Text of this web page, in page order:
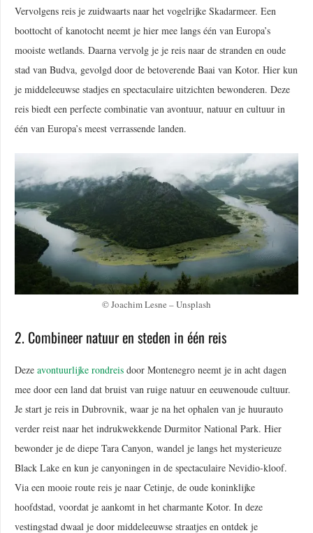
Vervolgens reis je zuidwaarts naar het vogelrijke Skadarmeer. Een
boottocht of kanotocht neemt je hier mee langs één van Europa’s
mooiste wetlands. Daarna vervolg je je reis naar de stranden en oude
stad van Budva, gevolgd door de betoverende Baai van Kotor. Hier kun
je middeleeuwse stadjes en spectaculaire uitzichten bewonderen. Deze
reis biedt een perfecte combinatie van avontuur, natuur en cultuur in
één van Europa’s meest verrassende landen.
© Joachim Lesne – Unsplash
2. Combineer natuur en steden in één reis
Deze avontuurlijke rondreis door Montenegro neemt je in acht dagen
mee door een land dat bruist van ruige natuur en eeuwenoude cultuur.
Je start je reis in Dubrovnik, waar je na het ophalen van je huurauto
verder reist naar het indrukwekkende Durmitor National Park. Hier
bewonder je de diepe Tara Canyon, wandel je langs het mysterieuze
Black Lake en kun je canyoningen in de spectaculaire Nevidio-kloof.
Via een mooie route reis je naar Cetinje, de oude koninklijke
hoofdstad, voordat je aankomt in het charmante Kotor. In deze
vestingstad dwaal je door middeleeuwse straatjes en ontdek je